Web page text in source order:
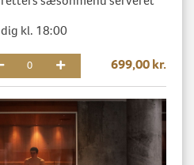
kl. 18:00
0 699,00 kr.